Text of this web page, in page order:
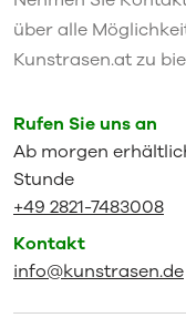
über alle
Kunstrasen.at zu
Rufen Sie uns an
Ab morgen
Stunde
+49 2821-7483008
Kontakt
info@kunstrasen.de